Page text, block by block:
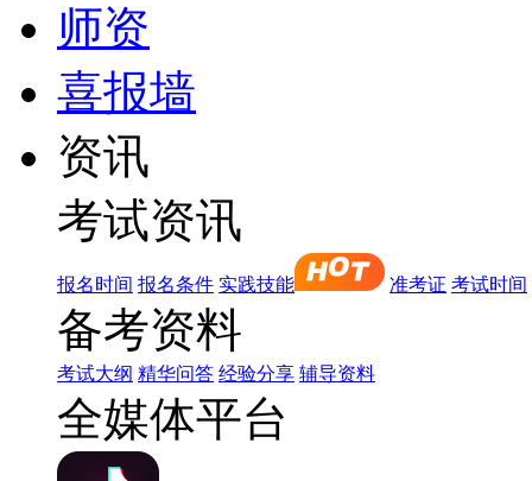
师资
喜报墙
资讯
考试资讯
报名时间 报名条件 实践技能 准考证 考试时间
备考资料
考试大纲 精华问答 经验分享 辅导资料
全媒体平台